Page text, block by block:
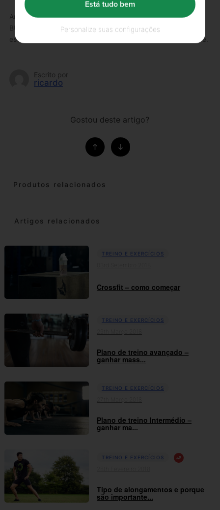
Artigo adaptado do autorAlex Genzel, que colabora com a
BULK POWDERS® e é um apaixonado pela saúde e fitness,
estando envolvido em inúmeros desportos desde tenra idade.
Escrito por
ricardo
Gostou deste artigo?
Produtos relacionados
Artigos relacionados
TREINO E EXERCÍCIOS
Crossfit – como começar
TREINO E EXERCÍCIOS
Plano de treino avançado –
ganhar mass...
TREINO E EXERCÍCIOS
Plano de treino Intermédio –
ganhar ma...
TREINO E EXERCÍCIOS
Tipo de alongamentos e porque
são importante...
Personalize suas configurações
Está tudo bem